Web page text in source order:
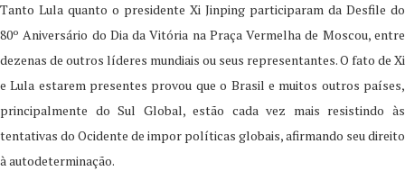
Tanto Lula quanto o presidente Xi Jinping participaram da Desfile do
80º Aniversário do Dia da Vitória na Praça Vermelha de Moscou, entre
dezenas de outros líderes mundiais ou seus representantes. O fato de Xi
e Lula estarem presentes provou que o Brasil e muitos outros países,
principalmente do Sul Global, estão cada vez mais resistindo às
tentativas do Ocidente de impor políticas globais, afirmando seu direito
à autodeterminação.